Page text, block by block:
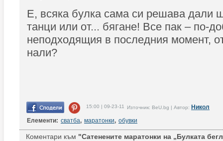
Е, всяка булка сама си решава дали
танци или от... бягане! Все пак – по-
неподходящия в последния момент,
нали?
15:00 | 09-23-11 Източник: BeU.bg | Автор: Никол
Елементи: сватба, маратонки, обувки
Коментари към "Сатенените маратонки на „Булката